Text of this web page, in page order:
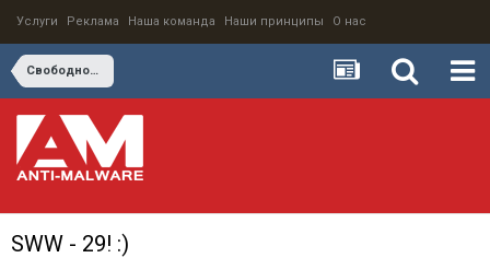
Услуги Реклама Наша команда Наши принципы О нас
Свободное общение
SWW - 29! :)